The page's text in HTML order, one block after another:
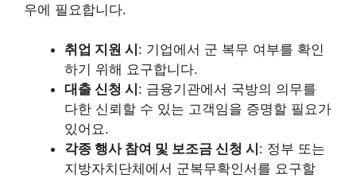
우에 필요합니다.
취업 지원 시 : 기업에서 군 복무 여부를 확인
하기 위해 요구합니다.
대출 신청 시 : 금융기관에서 국방의 의무를
다한 신뢰할 수 있는 고객임을 증명할 필요가
있어요.
각종 행사 참여 및 보조금 신청 시 : 정부 또는
지방자치단체에서 군복무확인서를 요구할